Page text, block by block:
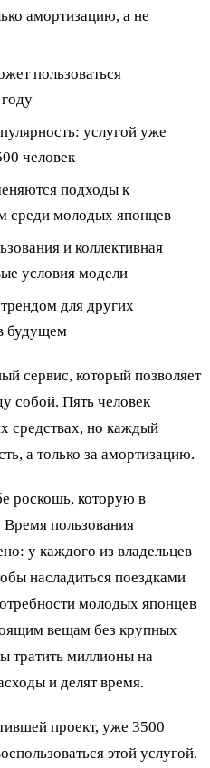
амортизацию, а не
пользоваться
услугой уже
человек
подходы к
среди молодых японцев
и коллективная
условия модели
для других
будущем
сервис, который позволяет
собой. Пять человек
средствах, но каждый
а только за амортизацию.
роскошь, которую в
Время пользования
у каждого из владельцев
насладиться поездками
молодых японцев
вещам без крупных
тратить миллионы на
и делят время.
проект, уже 3500
этой услугой.